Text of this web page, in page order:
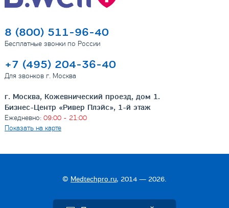
8 (800) 511-96-40
Бесплатные звонки по России
+7 (495) 204-36-40
Для звонков г. Москва
г. Москва, Кожевнический проезд, дом 1.
Бизнес-Центр «Ривер Плэйс», 1-й этаж
Ежедневно: 09:00 - 21:00
Показать на карте
© Medtechpro.ru, 2014 — 2026.